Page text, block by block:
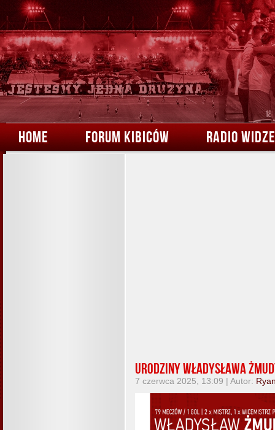
HOME FORUM KIBICÓW RADIO
Urodziny Władysława
7 czerwca 2025, 13:09 | Autor: